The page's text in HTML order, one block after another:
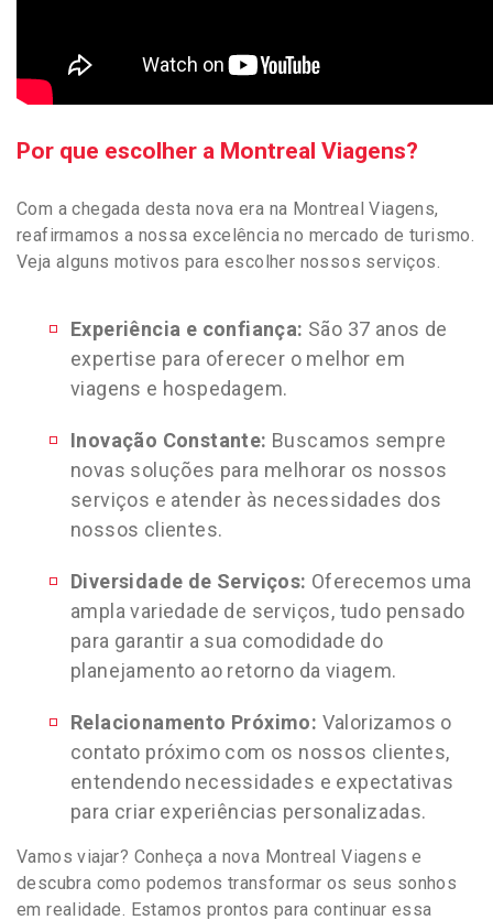
Por que escolher a Montreal Viagens?
Com a chegada desta nova era na Montreal Viagens,
reafirmamos a nossa excelência no mercado de turismo.
Veja alguns motivos para escolher nossos serviços.
Experiência e confiança: São 37 anos de
expertise para oferecer o melhor em
viagens e hospedagem.
Inovação Constante: Buscamos sempre
novas soluções para melhorar os nossos
serviços e atender às necessidades dos
nossos clientes.
Diversidade de Serviços: Oferecemos uma
ampla variedade de serviços, tudo pensado
para garantir a sua comodidade do
planejamento ao retorno da viagem.
Relacionamento Próximo: Valorizamos o
contato próximo com os nossos clientes,
entendendo necessidades e expectativas
para criar experiências personalizadas.
Vamos viajar? Conheça a nova Montreal Viagens e
descubra como podemos transformar os seus sonhos
em realidade. Estamos prontos para continuar essa